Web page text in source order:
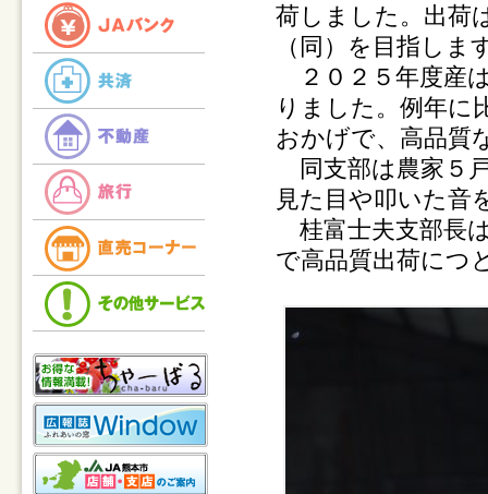
荷しました。出荷
（同）を目指しま
２０２５年度産
りました。例年に
おかげで、高品質
同支部は農家５
見た目や叩いた音
桂富士夫支部長
で高品質出荷につ